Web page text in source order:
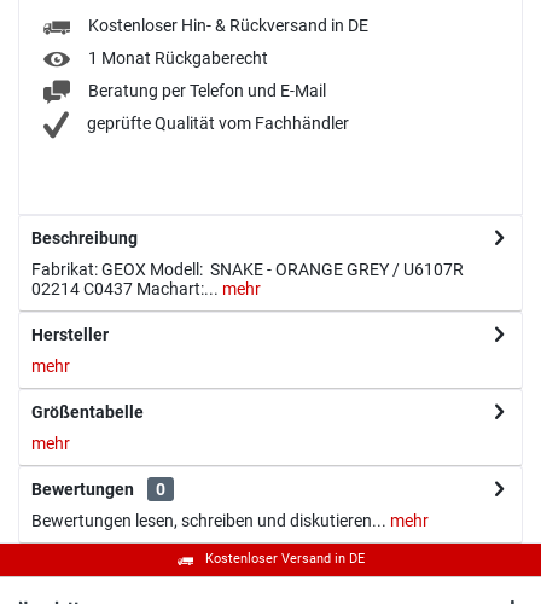
Kostenloser Hin- & Rückversand in DE
1 Monat Rückgaberecht
Beratung per Telefon und E-Mail
geprüfte Qualität vom Fachhändler
Beschreibung
Fabrikat: GEOX Modell: SNAKE - ORANGE GREY / U6107R
02214 C0437 Machart:... mehr
Hersteller
mehr
Größentabelle
mehr
Bewertungen
0
Bewertungen lesen, schreiben und diskutieren... mehr
Kostenloser Versand in DE